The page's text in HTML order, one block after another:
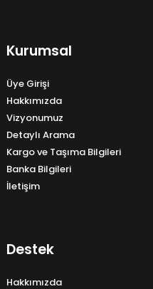
Kurumsal
Üye Girişi
Hakkımızda
Vizyonumuz
Detaylı Arama
Kargo ve Taşıma Bilgileri
Banka Bilgileri
İletişim
Destek
Hakkımızda